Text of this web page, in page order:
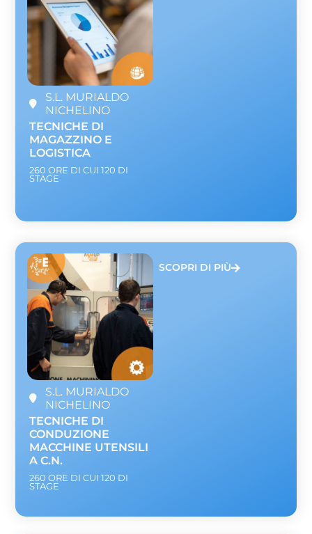
S.L. MURIALDO
NICHELINO
TECNICHE DI
MAGAZZINO E
LOGISTICA
260 ORE DI CUI 120 DI
STAGE
S.L. MURIALDO
NICHELINO
TECNICHE DI
CONDUZIONE
MACCHINE UTENSILI
A C.N.
260 ORE DI CUI 120 DI
STAGE
SCOPRI DI PIÙ